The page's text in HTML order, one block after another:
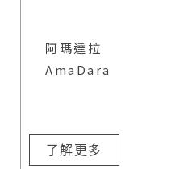
阿瑪達拉
AmaDara
了解更多